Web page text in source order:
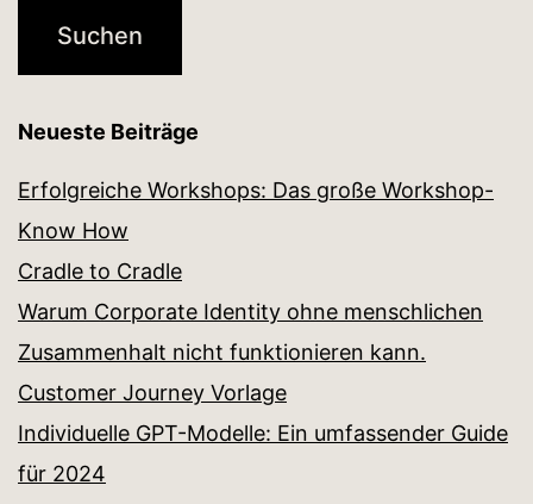
Neueste Beiträge
Erfolgreiche Workshops: Das große Workshop-
Know How
Cradle to Cradle
Warum Corporate Identity ohne menschlichen
Zusammenhalt nicht funktionieren kann.
Customer Journey Vorlage
Individuelle GPT-Modelle: Ein umfassender Guide
für 2024